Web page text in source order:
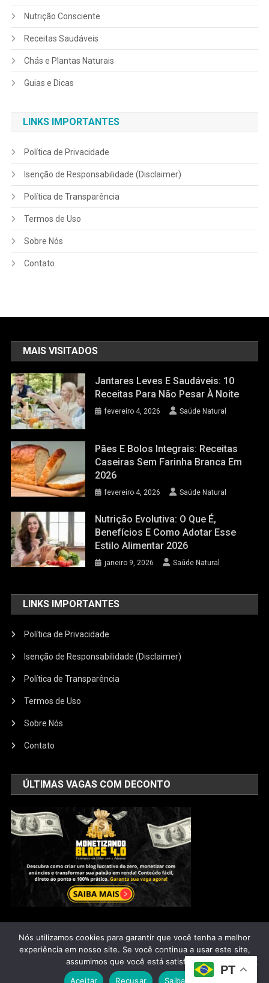
Nutrição Consciente
Receitas Saudáveis
Chás e Plantas Naturais
Guias e Dicas
LINKS IMPORTANTES
Política de Privacidade
Isenção de Responsabilidade (Disclaimer)
Política de Transparência
Termos de Uso
Sobre Nós
Contato
MAIS VISITADOS
Jantares Leves E Saudáveis: 10
Receitas Para Não Pesar À Noite
fevereiro 4, 2026 Saúde Natural
Pães E Bolos Integrais: Receitas
Caseiras Sem Farinha Branca Em
2026
fevereiro 4, 2026 Saúde Natural
Nutrição Evolutiva: O Que É,
Benefícios E Como Adotar Esse
Estilo Alimentar 2026
janeiro 9, 2026 Saúde Natural
LINKS IMPORTANTES
Política de Privacidade
Isenção de Responsabilidade (Disclaimer)
Política de Transparência
Termos de Uso
Sobre Nós
Contato
ÚLTIMAS VAGAS COM DECONTO
Saúde Natural|@2025 - Todos os direitos reservados
PT
Nós utilizamos cookies para garantir que você tenha a melhor
experiência em nosso site. Se você continua a usar este site,
assumimos que você está satisfeito.
Aceitar
Recusar Saiba mais